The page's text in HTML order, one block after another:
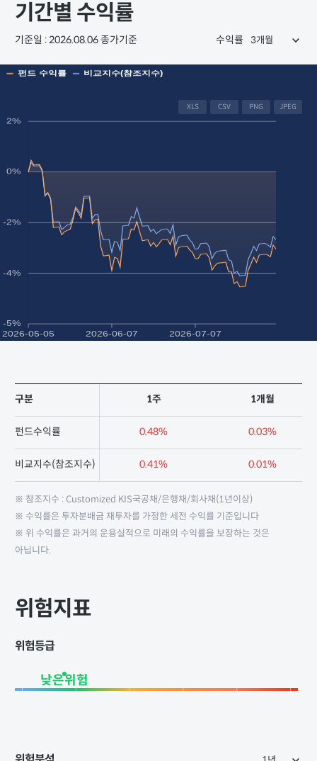
기간별 수익률
기준일 : 2026.08.06 종가기준 수익률
XLS CSV PNG JPEG
구분
펀드수익률
비교지수(참조지수)
1주 1개월
0.48% 0.03%
0.41% 0.01%
※ 참조지수 : Customized KIS국공채/은행채/회사채(1년이상)
※ 수익률은 투자분배금 재투자를 가정한 세전 수익률 기준입니다
※ 위 수익률은 과거의 운용실적으로 미래의 수익률을 보장하는 것은
아닙니다.
위험지표
위험등급
낮은위험